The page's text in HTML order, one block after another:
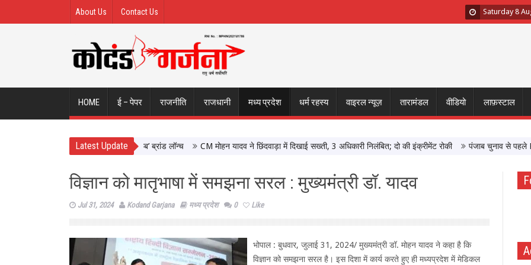
About Us Contact Us Saturday 8
HOME ई – पेपर राजनीति राजधानी मध्य प्रदेश धर्म रहस्य वाइरल न्यूज़ तारामंडल वीडियो लाफ़स्टाल
Latest Update
को मिलेगा वैश्विक मंच, ‘कोशल फैब’ ब्रांड लॉन्च CM मोहन यादव ने छिंदवाड़ा में दिखाई सख्ती, 3 अधिकारी निलंबित; दो की इंक्रीमेंट रोकी पंजाब चुनाव से पहले PM
विज्ञान को मातृभाषा में समझना सरल : मुख्यमंत्री डॉ. यादव
Jul 31, 2024 Kodand Garjana मध्य प्रदेश 0 Like
भोपाल : बुधवार, जुलाई 31, 2024/ मुख्यमंत्री डॉ. मोहन यादव ने कहा है कि
विज्ञान को समझना सरल है। इस दिशा में कार्य करते हुए ही मध्यप्रदेश में मेडिकल